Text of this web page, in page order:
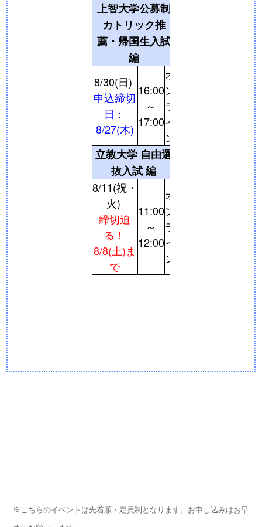
上智大学公募制
カトリック推
薦・帰国生入試
編
8/30(日)
申込締切
日：
8/27(木)
16:00
～
17:00
オ
ン
ラ
イ
ン
立教大学 自由選
抜入試 編
8/11(祝・
火)
締切迫
る！
8/8(土)ま
で
11:00
～
12:00
オ
ン
ラ
イ
ン
※こちらのイベントは先着順・定員制となります。お申し込みはお早